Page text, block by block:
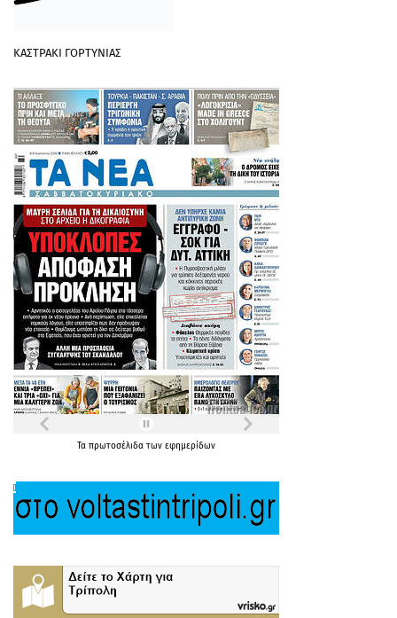
ΚΑΣΤΡΑΚΙ ΓΟΡΤΥΝΙΑΣ
Τα πρωτοσέλιδα των εφημερίδων